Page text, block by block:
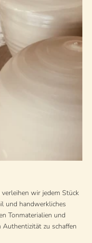
wir jedem Stück
und handwerkliches
Tonmaterialien und
zu schaffen